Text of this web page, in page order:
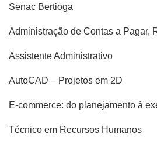
Senac Bertioga
Administração de Contas a Pagar,
Assistente Administrativo
AutoCAD – Projetos em 2D
E-commerce: do planejamento à
Técnico em Recursos Humanos